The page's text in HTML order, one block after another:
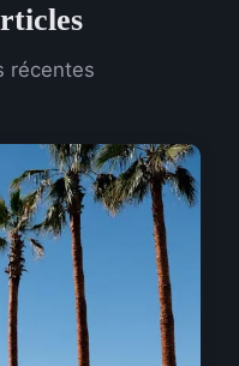
récentes